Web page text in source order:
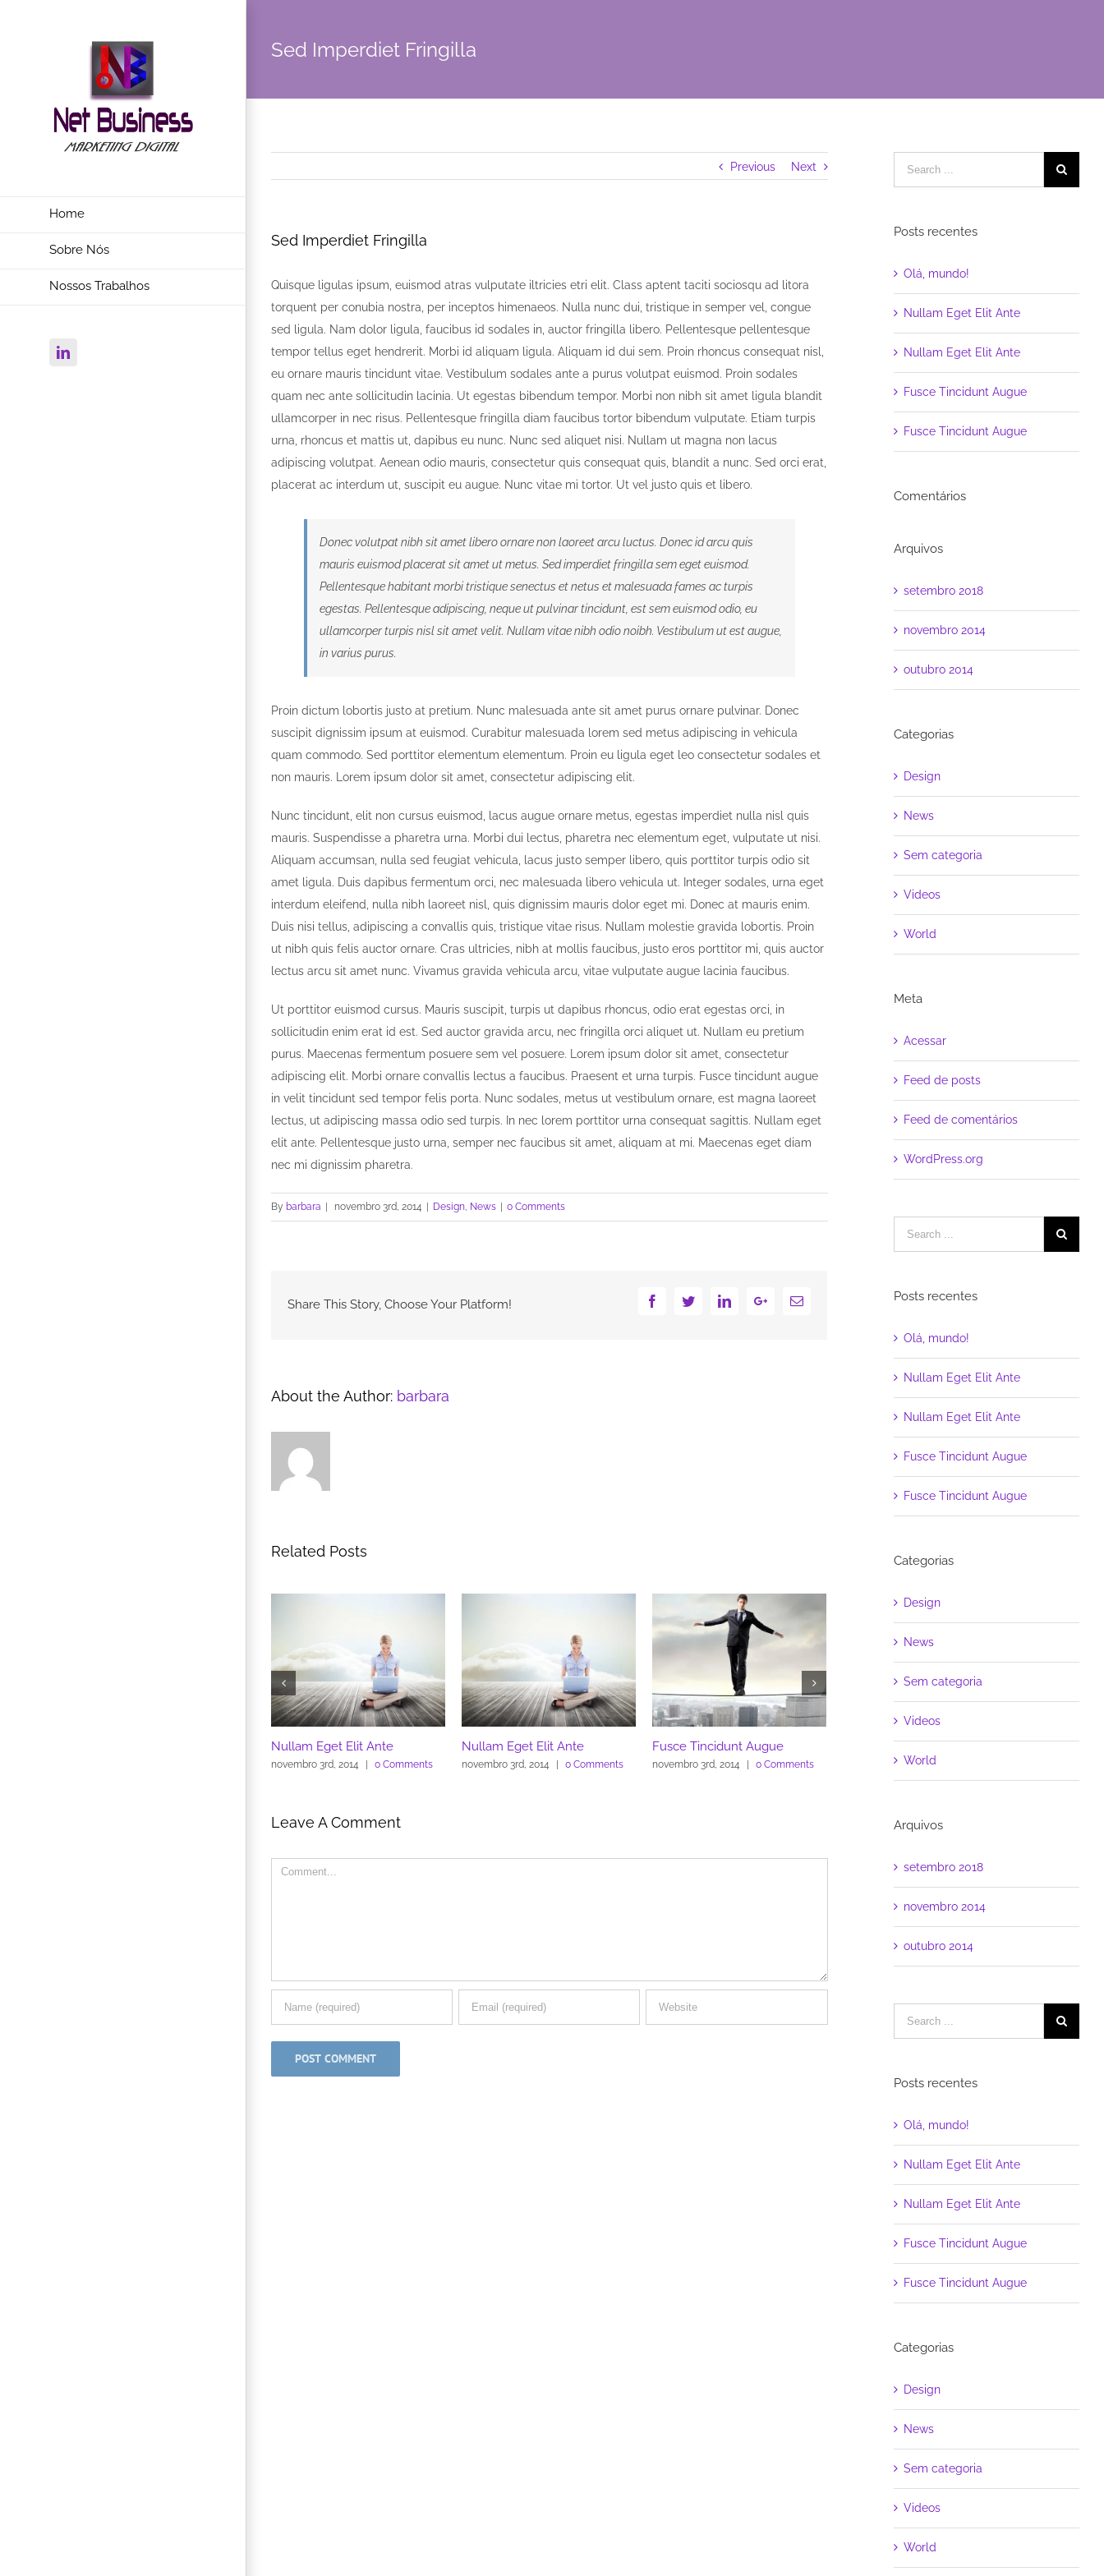
Home
Sobre Nós
Nossos Trabalhos
Linkedin
Sed Imperdiet Fringilla
Previous Next
Sed Imperdiet Fringilla
Quisque ligulas ipsum, euismod atras vulputate iltricies etri elit. Class aptent taciti sociosqu ad litora
torquent per conubia nostra, per inceptos himenaeos. Nulla nunc dui, tristique in semper vel, congue
sed ligula. Nam dolor ligula, faucibus id sodales in, auctor fringilla libero. Pellentesque pellentesque
tempor tellus eget hendrerit. Morbi id aliquam ligula. Aliquam id dui sem. Proin rhoncus consequat nisl,
eu ornare mauris tincidunt vitae. Vestibulum sodales ante a purus volutpat euismod. Proin sodales
quam nec ante sollicitudin lacinia. Ut egestas bibendum tempor. Morbi non nibh sit amet ligula blandit
ullamcorper in nec risus. Pellentesque fringilla diam faucibus tortor bibendum vulputate. Etiam turpis
urna, rhoncus et mattis ut, dapibus eu nunc. Nunc sed aliquet nisi. Nullam ut magna non lacus
adipiscing volutpat. Aenean odio mauris, consectetur quis consequat quis, blandit a nunc. Sed orci erat,
placerat ac interdum ut, suscipit eu augue. Nunc vitae mi tortor. Ut vel justo quis et libero.
Donec volutpat nibh sit amet libero ornare non laoreet arcu luctus. Donec id arcu quis
mauris euismod placerat sit amet ut metus. Sed imperdiet fringilla sem eget euismod.
Pellentesque habitant morbi tristique senectus et netus et malesuada fames ac turpis
egestas. Pellentesque adipiscing, neque ut pulvinar tincidunt, est sem euismod odio, eu
ullamcorper turpis nisl sit amet velit. Nullam vitae nibh odio noibh. Vestibulum ut est augue,
in varius purus.
Proin dictum lobortis justo at pretium. Nunc malesuada ante sit amet purus ornare pulvinar. Donec
suscipit dignissim ipsum at euismod. Curabitur malesuada lorem sed metus adipiscing in vehicula
quam commodo. Sed porttitor elementum elementum. Proin eu ligula eget leo consectetur sodales et
non mauris. Lorem ipsum dolor sit amet, consectetur adipiscing elit.
Nunc tincidunt, elit non cursus euismod, lacus augue ornare metus, egestas imperdiet nulla nisl quis
mauris. Suspendisse a pharetra urna. Morbi dui lectus, pharetra nec elementum eget, vulputate ut nisi.
Aliquam accumsan, nulla sed feugiat vehicula, lacus justo semper libero, quis porttitor turpis odio sit
amet ligula. Duis dapibus fermentum orci, nec malesuada libero vehicula ut. Integer sodales, urna eget
interdum eleifend, nulla nibh laoreet nisl, quis dignissim mauris dolor eget mi. Donec at mauris enim.
Duis nisi tellus, adipiscing a convallis quis, tristique vitae risus. Nullam molestie gravida lobortis. Proin
ut nibh quis felis auctor ornare. Cras ultricies, nibh at mollis faucibus, justo eros porttitor mi, quis auctor
lectus arcu sit amet nunc. Vivamus gravida vehicula arcu, vitae vulputate augue lacinia faucibus.
Ut porttitor euismod cursus. Mauris suscipit, turpis ut dapibus rhoncus, odio erat egestas orci, in
sollicitudin enim erat id est. Sed auctor gravida arcu, nec fringilla orci aliquet ut. Nullam eu pretium
purus. Maecenas fermentum posuere sem vel posuere. Lorem ipsum dolor sit amet, consectetur
adipiscing elit. Morbi ornare convallis lectus a faucibus. Praesent et urna turpis. Fusce tincidunt augue
in velit tincidunt sed tempor felis porta. Nunc sodales, metus ut vestibulum ornare, est magna laoreet
lectus, ut adipiscing massa odio sed turpis. In nec lorem porttitor urna consequat sagittis. Nullam eget
elit ante. Pellentesque justo urna, semper nec faucibus sit amet, aliquam at mi. Maecenas eget diam
nec mi dignissim pharetra.
By barbara novembro 3rd, 2014 Design, News 0 Comments
Share This Story, Choose Your Platform! FacebookTwitterLinkedinGoogle+Email
About the Author: barbara
Related Posts
Nullam Eget Elit Ante
0 Comments
Fusce Tincidunt Augue
novembro 3rd, 2014 0 Comments
Fusce Tincidunt Augue
novembro 3rd, 2014 0 Comments
Eleifend Eget Interdum
novembro 3rd, 2014 0 Comments novembro 3rd, 2014
Leave A Comment
Comment
Posts recentes
Olá, mundo!
Nullam Eget Elit Ante
Nullam Eget Elit Ante
Fusce Tincidunt Augue
Fusce Tincidunt Augue
Comentários
Arquivos
setembro 2018
novembro 2014
outubro 2014
Categorias
Design
News
Sem categoria
Videos
World
Meta
Acessar
Feed de posts
Feed de comentários
WordPress.org
Posts recentes
Olá, mundo!
Nullam Eget Elit Ante
Nullam Eget Elit Ante
Fusce Tincidunt Augue
Fusce Tincidunt Augue
Categorias
Design
News
Sem categoria
Videos
World
Arquivos
setembro 2018
novembro 2014
outubro 2014
Posts recentes
Olá, mundo!
Nullam Eget Elit Ante
Nullam Eget Elit Ante
Fusce Tincidunt Augue
Fusce Tincidunt Augue
Categorias
Design
News
Sem categoria
Videos
World